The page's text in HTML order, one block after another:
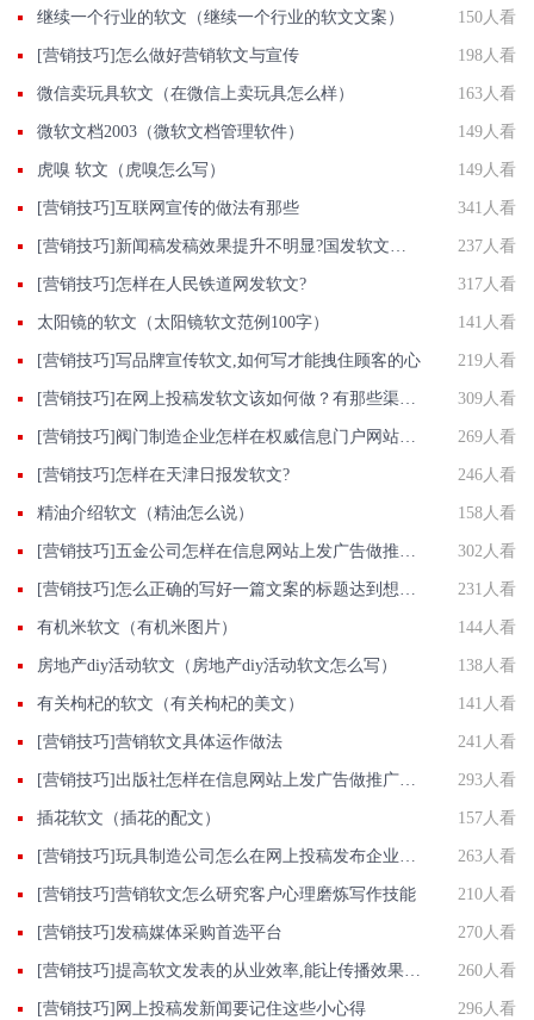
继续一个行业的软文（继续一个行业的软文文案） 150人看
[营销技巧]怎么做好营销软文与宣传 198人看
微信卖玩具软文（在微信上卖玩具怎么样） 163人看
微软文档2003（微软文档管理软件） 149人看
虎嗅 软文（虎嗅怎么写） 149人看
[营销技巧]互联网宣传的做法有那些 341人看
[营销技巧]新闻稿发稿效果提升不明显?国发软文网告诉你答案 237人看
[营销技巧]怎样在人民铁道网发软文? 317人看
太阳镜的软文（太阳镜软文范例100字） 141人看
[营销技巧]写品牌宣传软文,如何写才能拽住顾客的心 219人看
[营销技巧]在网上投稿发软文该如何做？有那些渠道和做法？ 309人看
[营销技巧]阀门制造企业怎样在权威信息门户网站发稿? 269人看
[营销技巧]怎样在天津日报发软文? 246人看
精油介绍软文（精油怎么说） 158人看
[营销技巧]五金公司怎样在信息网站上发广告做推广提高产品知名度呢 302人看
[营销技巧]怎么正确的写好一篇文案的标题达到想要的效果 231人看
有机米软文（有机米图片） 144人看
房地产diy活动软文（房地产diy活动软文怎么写） 138人看
有关枸杞的软文（有关枸杞的美文） 141人看
[营销技巧]营销软文具体运作做法 241人看
[营销技巧]出版社怎样在信息网站上发广告做推广提高产品知名度呢 293人看
插花软文（插花的配文） 157人看
[营销技巧]玩具制造公司怎么在网上投稿发布企业正能量推广稿件？ 263人看
[营销技巧]营销软文怎么研究客户心理磨炼写作技能 210人看
[营销技巧]发稿媒体采购首选平台 270人看
[营销技巧]提高软文发表的从业效率,能让传播效果事半功倍 260人看
[营销技巧]网上投稿发新闻要记住这些小心得 296人看